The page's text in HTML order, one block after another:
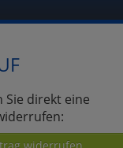
Sie direkt eine
widerrufen